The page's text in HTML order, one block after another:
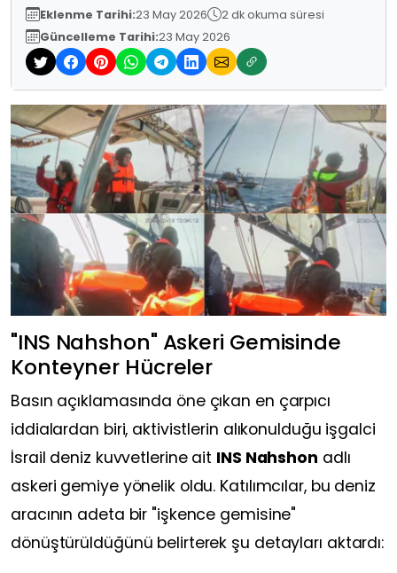
Eklenme Tarihi:23 May 2026
2 dk okuma süresi
Güncelleme Tarihi:23 May 2026
"INS Nahshon" Askeri Gemisinde
Konteyner Hücreler
Basın açıklamasında öne çıkan en çarpıcı
iddialardan biri, aktivistlerin alıkonulduğu işgalci
İsrail deniz kuvvetlerine ait INS Nahshon adlı
askeri gemiye yönelik oldu. Katılımcılar, bu deniz
aracının adeta bir "işkence gemisine"
dönüştürüldüğünü belirterek şu detayları aktardı: